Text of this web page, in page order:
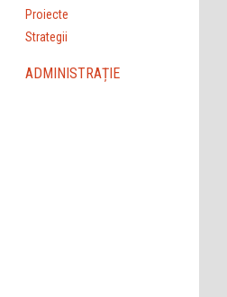
Proiecte
Strategii
ADMINISTRAȚIE